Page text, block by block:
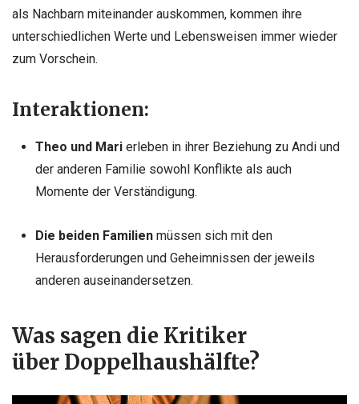
als Nachbarn miteinander auskommen, kommen ihre
unterschiedlichen Werte und Lebensweisen immer wieder
zum Vorschein.
Interaktionen:
Theo und Marierleben in ihrer Beziehung zu Andi und
der anderen Familie sowohl Konflikte als auch
Momente der Verständigung.
Die beiden Familienmüssen sich mit den
Herausforderungen und Geheimnissen der jeweils
anderen auseinandersetzen.
Was sagen die Kritiker
über Doppelhaushälfte?